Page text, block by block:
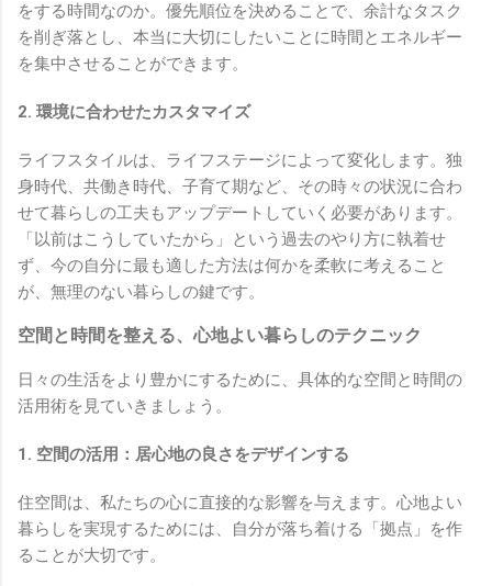
をする時間なのか。優先順位を決めることで、余計なタスク
を削ぎ落とし、本当に大切にしたいことに時間とエネルギー
を集中させることができます。
2. 環境に合わせたカスタマイズ
ライフスタイルは、ライフステージによって変化します。独
身時代、共働き時代、子育て期など、その時々の状況に合わ
せて暮らしの工夫もアップデートしていく必要があります。
「以前はこうしていたから」という過去のやり方に執着せ
ず、今の自分に最も適した方法は何かを柔軟に考えること
が、無理のない暮らしの鍵です。
空間と時間を整える、心地よい暮らしのテクニック
日々の生活をより豊かにするために、具体的な空間と時間の
活用術を見ていきましょう。
1. 空間の活用：居心地の良さをデザインする
住空間は、私たちの心に直接的な影響を与えます。心地よい
暮らしを実現するためには、自分が落ち着ける「拠点」を作
ることが大切です。